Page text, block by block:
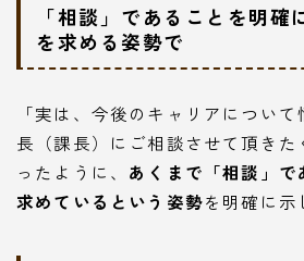
「相談」であることを明確
を求める姿勢で
「実は、今後のキャリアについ
長（課長）にご相談させて頂きた
ったように、 あくまで「相談」
求めているという姿勢を明確に示